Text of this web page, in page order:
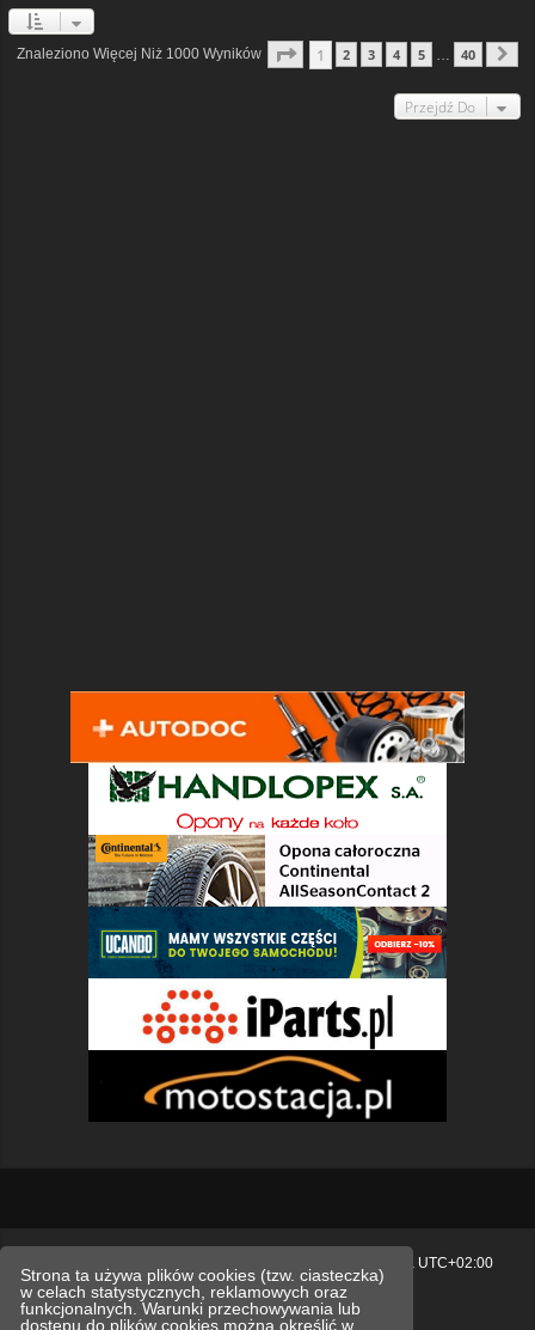
Strona ta używa plików cookies (tzw. ciasteczka)
w celach statystycznych, reklamowych oraz
funkcjonalnych. Warunki przechowywania lub
dostępu do plików cookies można określić w
Znaleziono Więcej Niż 1000 Wyników Strona1 40
1 2 3 4 5 40
Przejdź Do
UTC+02:00
Polityka prywatności.